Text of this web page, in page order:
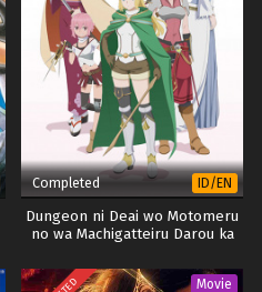
Completed ID/EN
Dungeon ni Deai wo Motomeru
no wa Machigatteiru Darou ka
(Part 2)
Movie